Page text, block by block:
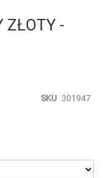
ZŁOTY -
SKU 301947